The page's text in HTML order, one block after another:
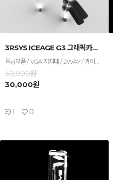
3RSYS ICEAGE G3 그래픽카드 지지대...
30,000원
30,000원
1 0